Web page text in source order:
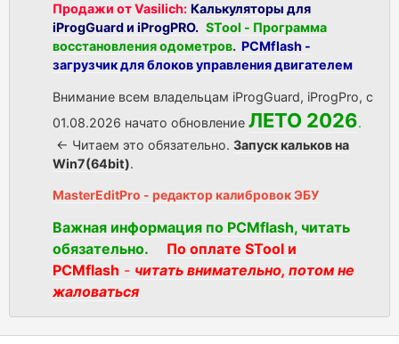
Продажи от Vasilich: Калькуляторы для
iProgGuard и iProgPRO. STool - Программа
восстановления одометров. PCMflash -
загрузчик для блоков управления двигателем
Внимание всем владельцам iProgGuard, iProgPro, с
01.08.2026 начато обновление ЛЕТО 2026.
<- Читаем это обязательно. Запуск кальков на
Win7(64bit).
MasterEditPro - редактор калибровок ЭБУ
Важная информация по PCMflash, читать
обязательно.
По оплате STool и
PCMflash - читать внимательно, потом не
жаловаться